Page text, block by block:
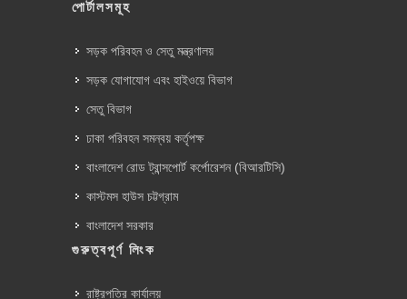
পোর্টালসমূহ
সড়ক পরিবহন ও সেতু মন্ত্রণালয়
সড়ক যোগাযোগ এবং হাইওয়ে বিভাগ
সেতু বিভাগ
ঢাকা পরিবহন সমন্বয় কর্তৃপক্ষ
বাংলাদেশ রোড ট্রান্সপোর্ট কর্পোরেশন (বিআরটিসি)
কাস্টমস হাউস চট্টগ্রাম
বাংলাদেশ সরকার
গুরুত্বপূর্ণ লিংক
রাষ্ট্রপতির কার্যালয়